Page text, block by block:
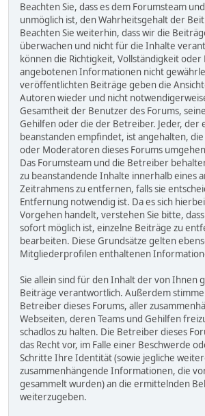
Beachten Sie, dass es dem Forumsteam
unmöglich ist, den Wahrheitsgehalt der
Beachten Sie weiterhin, dass wir die
überwachen und nicht für die Inhalte
können die Richtigkeit, Vollständigkeit
angebotenen Informationen nicht
veröffentlichten Beiträge geben die
Autoren wieder und nicht
Gesamtheit der Benutzer des Forums,
Gehilfen oder die der Betreiber. Jeder, der
beanstanden empfindet, ist angehalten,
oder Moderatoren dieses Forums
Das Forumsteam und die Betreiber
zu beanstandende Inhalte innerhalb eines
Zeitrahmens zu entfernen, falls sie
Entfernung notwendig ist. Da es sich
Vorgehen handelt, verstehen Sie bitte,
sofort möglich ist, einzelne Beiträge zu
bearbeiten. Diese Grundsätze gelten
Mitgliederprofilen enthaltenen
Sie allein sind für den Inhalt der von Ihnen
Beiträge verantwortlich. Außerdem
Betreiber dieses Forums, aller
Webseiten, deren Teams und Gehilfen
schadlos zu halten. Die Betreiber dieses
das Recht vor, im Falle einer Beschwerde
Schritte Ihre Identität (sowie jegliche
zusammenhängende Informationen, die
gesammelt wurden) an die ermittelnden
weiterzugeben.